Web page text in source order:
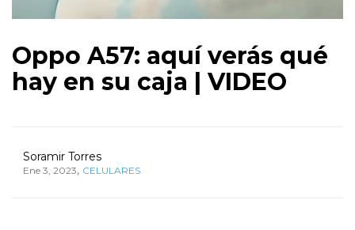
Oppo A57: aquí verás qué
hay en su caja | VIDEO
Soramir Torres
Ene 3, 2023, CELULARES